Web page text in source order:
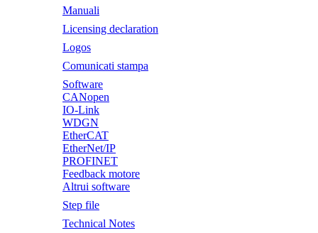
Manuali
Licensing declaration
Logos
Comunicati stampa
Software
CANopen
IO-Link
WDGN
EtherCAT
EtherNet/IP
PROFINET
Feedback motore
Altrui software
Step file
Technical Notes